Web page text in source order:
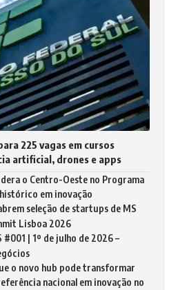
225 vagas em cursos
artificial, drones e apps
o Centro-Oeste no Programa
em inovação
seleção de startups de MS
Lisboa 2026
#001 | 1º de julho de 2026 –
o novo hub pode transformar
nacional em inovação no